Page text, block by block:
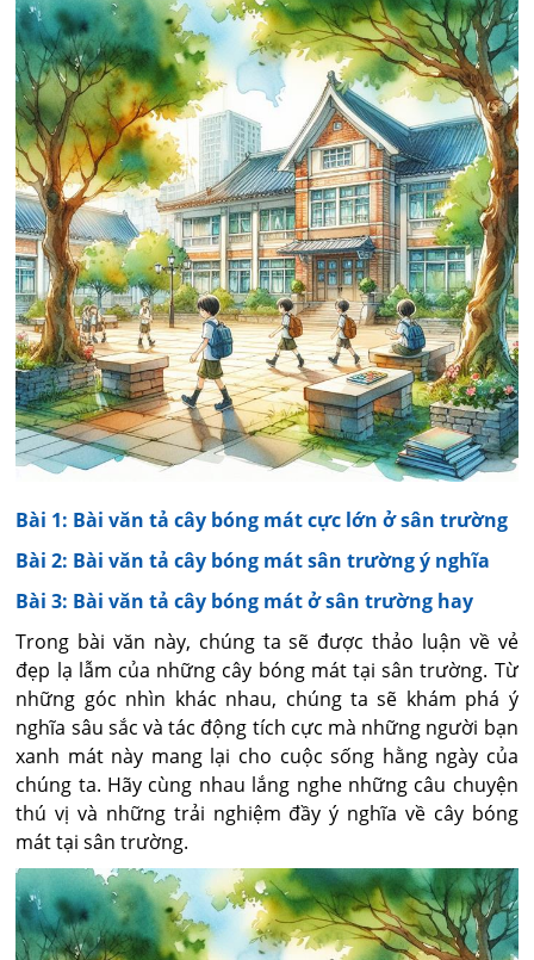
Bài 1: Bài văn tả cây bóng mát cực lớn ở sân trường
Bài 2: Bài văn tả cây bóng mát sân trường ý nghĩa
Bài 3: Bài văn tả cây bóng mát ở sân trường hay
Trong bài văn này, chúng ta sẽ được thảo luận về vẻ
đẹp lạ lẫm của những cây bóng mát tại sân trường. Từ
những góc nhìn khác nhau, chúng ta sẽ khám phá ý
nghĩa sâu sắc và tác động tích cực mà những người bạn
xanh mát này mang lại cho cuộc sống hằng ngày của
chúng ta. Hãy cùng nhau lắng nghe những câu chuyện
thú vị và những trải nghiệm đầy ý nghĩa về cây bóng
mát tại sân trường.